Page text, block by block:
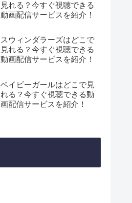
見れる？今すぐ視聴できる
動画配信サービスを紹介！
スウィンダラーズはどこで
見れる？今すぐ視聴できる
動画配信サービスを紹介！
ベイビーガールはどこで見
れる？今すぐ視聴できる動
画配信サービスを紹介！